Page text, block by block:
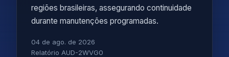
regiões brasileiras, assegurando continuidade
durante manutenções programadas.
04 de ago. de 2026
Relatório AUD-2WVG0